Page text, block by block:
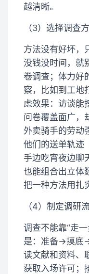
越清晰。
（3）选择调查
方法没有好坏，
没钱没时间，就
卷调查；体力好
察，比如到工地
虑效果：访谈能
问卷覆盖面广，
外卖骑手的劳动
他们的送单轨迹
手边吃宵夜边聊
也能组合出立体
把一种方法用扎
（4）制定调研
调查不能靠“走
是：准备→摸底
读文献和资料、
获取入场许可；